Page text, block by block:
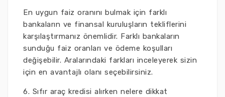
En uygun faiz oranını bulmak için farklı
bankaların ve finansal kuruluşların tekliflerini
karşılaştırmanız önemlidir. Farklı bankaların
sunduğu faiz oranları ve ödeme koşulları
değişebilir. Aralarındaki farkları inceleyerek sizin
için en avantajlı olanı seçebilirsiniz.
6. Sıfır araç kredisi alırken nelere dikkat